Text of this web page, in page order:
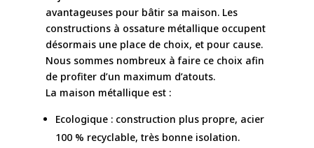
avantageuses pour bâtir sa maison. Les
constructions à ossature métallique occupent
désormais une place de choix, et pour cause.
Nous sommes nombreux à faire ce choix afin
de profiter d’un maximum d’atouts.
La maison métallique est :
Ecologique : construction plus propre, acier
100 % recyclable, très bonne isolation.